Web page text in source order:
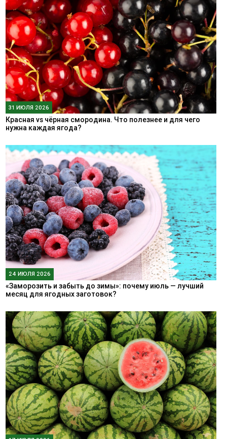
31 ИЮЛЯ 2026
Красная vs чёрная смородина. Что полезнее и для чего
нужна каждая ягода?
24 ИЮЛЯ 2026
«Заморозить и забыть до зимы»: почему июль — лучший
месяц для ягодных заготовок?